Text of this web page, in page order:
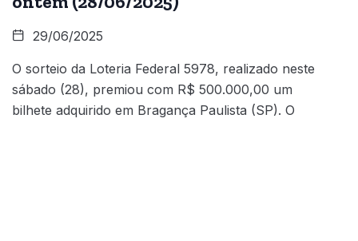
29/06/2025
O sorteio da Loteria Federal 5978, realizado neste
sábado (28), premiou com R$ 500.000,00 um
bilhete adquirido em Bragança Paulista (SP). O